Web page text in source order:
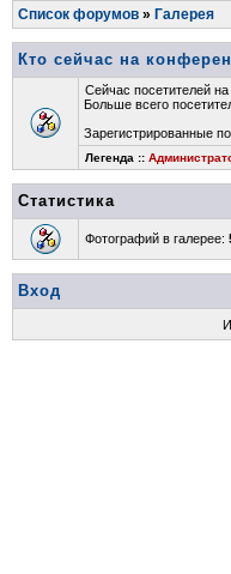
Список форумов » Галерея
Кто сейчас на
Сейчас посетителей
Больше всего
Зарегистрированные
Легенда ::
Статистика
Фотографий в галерее:
Вход